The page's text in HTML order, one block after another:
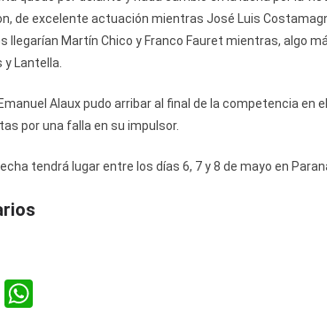
de excelente actuación mientras José Luis
llegarían Martín Chico y Franco Fauret mientras, algo
y Lantella.
Alaux pudo arribar al final de la competencia
por una falla en su impulsor.
tendrá lugar entre los días 6, 7 y 8 de mayo en
T